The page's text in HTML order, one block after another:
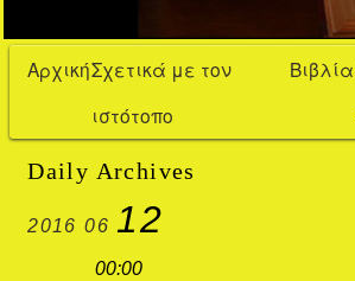
ΑρχικήΣχετικά με τον
ιστότοπο
Βιβλία
Daily Archives
2016 06 12
00:00